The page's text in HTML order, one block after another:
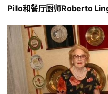
Pillo和餐厅厨师Roberto